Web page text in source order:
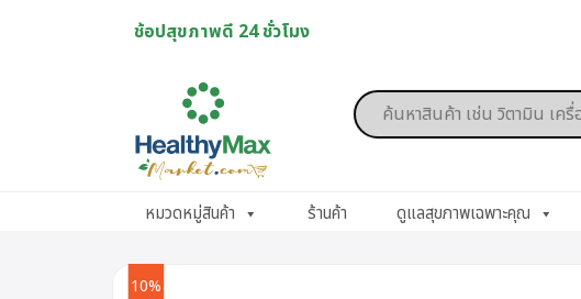
ช้อปสุขภาพดี 24 ชั่วโมง
Products
search
หมวดหมู่สินค้า ร้านค้า ดูแลสุขภาพเฉพาะคุณ
10%